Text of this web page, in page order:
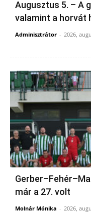
Augusztus 5. – A
valamint a horvát
Adminisztrátor - 2026,
már a 27. volt
Molnár Mónika - 2026,